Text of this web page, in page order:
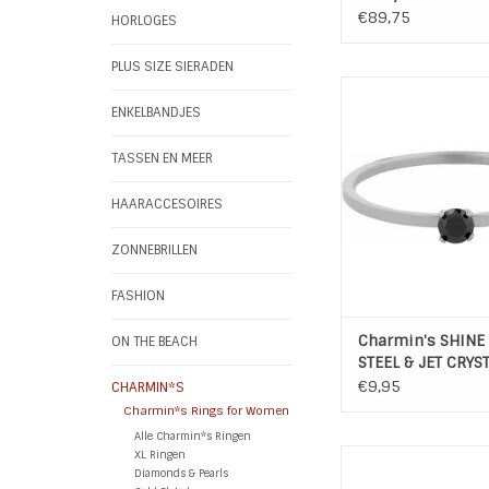
HORLOGES
PLUS SIZE SIERADEN
ENKELBANDJES
TASSEN EN MEER
HAARACCESOIRES
ZONNEBRILLEN
FASHION
ON THE BEACH
CHARMIN*S
Charmin*s Rings for Women
Alle Charmin*s Ringen
XL Ringen
Diamonds & Pearls
€89,75
Kleur: Zilver /
Materiaal:
TOEVOEGEN AAN
Charmin's SHINE
STEEL & JET
€9,95